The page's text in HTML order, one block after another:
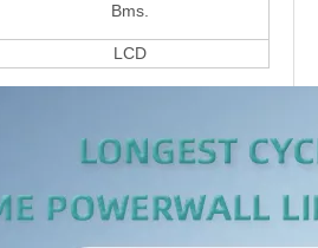
Bms.
LCD